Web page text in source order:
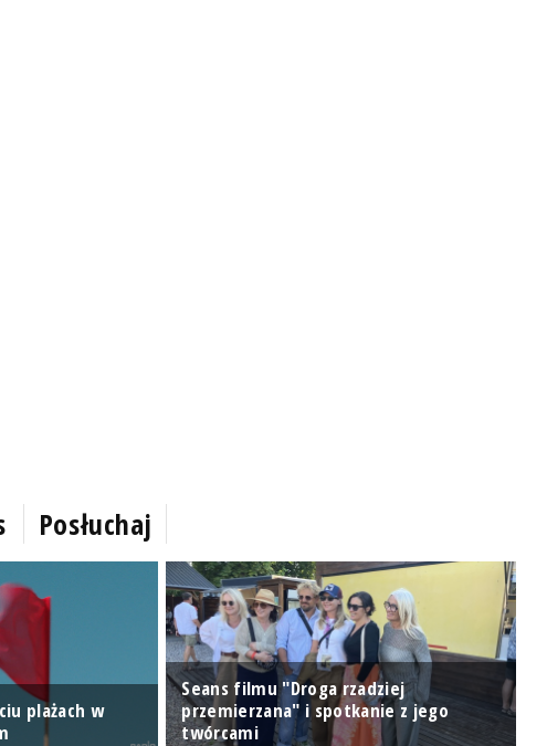
Posłuchaj
plażach w
Seans filmu "Droga rzadziej
przemierzana" i spotkanie z jego
twórcami